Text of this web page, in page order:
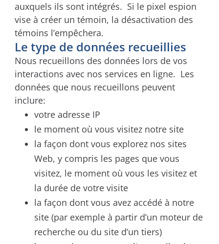
auxquels ils sont intégrés. Si le pixel espion
vise à créer un témoin, la désactivation des
témoins l’empêchera.
Le type de données recueillies
Nous recueillons des données lors de vos
interactions avec nos services en ligne. Les
données que nous recueillons peuvent
inclure:
votre adresse IP
le moment où vous visitez notre site
la façon dont vous explorez nos sites
Web, y compris les pages que vous
visitez, le moment où vous les visitez et
la durée de votre visite
la façon dont vous avez accédé à notre
site (par exemple à partir d’un moteur de
recherche ou du site d’un tiers)